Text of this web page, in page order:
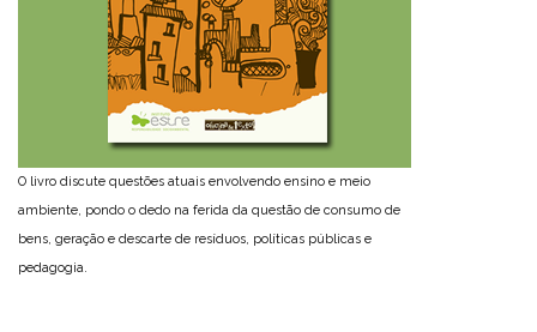
O livro discute questões atuais envolvendo ensino e meio
ambiente, pondo o dedo na ferida da questão de consumo de
bens, geração e descarte de resíduos, políticas públicas e
pedagogia.